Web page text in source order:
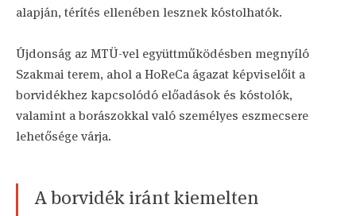
alapján, térítés ellenében lesznek kóstolhatók.
Újdonság az MTÜ-vel együttműködésben megnyíló
Szakmai terem, ahol a HoReCa ágazat képviselőit a
borvidékhez kapcsolódó előadások és kóstolók,
valamint a borászokkal való személyes eszmecsere
lehetősége várja.
A borvidék iránt kiemelten